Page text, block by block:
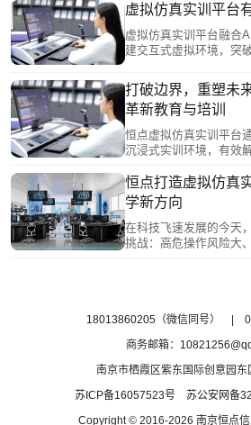
统、MR大空间协同系
评估等优势，为专业人
为未来液压与气动教学
虚拟仿真实训平台
虚拟仿真实训平台融合
建交互式虚拟环境，突
降低设备与场地成本；
实践；4）通过数字孪
的个性化学习与即时反
安全、高效、经济的创
疗、工程等专业领域。
打破边界，重塑未
革新教育与培训
恒点虚拟仿真实训平台
沉浸式实训环境，有效
真场景模拟、交互式实
实现"以虚助实"的实训
零风险、降本增效、突
化统一、数据驱动评估
术持续升级，成为重构
恒点打造虚拟仿真
学新方向
在科技飞速发展的今天
挑战：高危操作风险大
高风险、高消耗；难实
18013860205（微信同号） |
商务邮箱：
南京市栖霞区紫东国际创意园
苏ICP备16057523号
苏公安网备
Copyright © 2016-2026 南京恒点信